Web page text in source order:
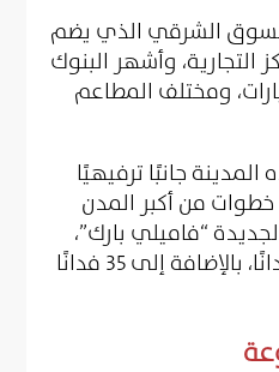
الشرقي الذي يضم
التجارية، وأشهر البنوك
ومختلف المطاعم
جانبًا ترفيهيًا
من أكبر المدن
“فاميلي بارك”،
وتحتل مساحة تبلغ 70 فدانًا، بالإضافة إلى 35 فدانًا